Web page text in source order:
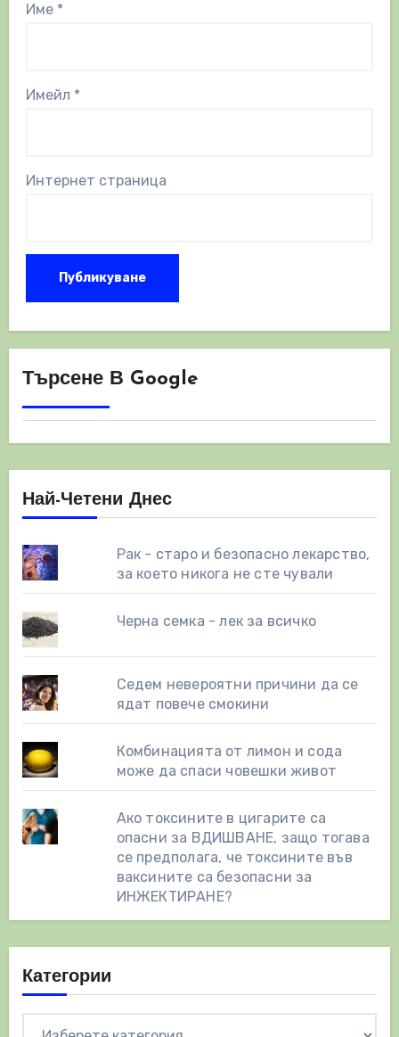
Име *
Имейл *
Интернет страница
Търсене В Google
Най-Четени Днес
Рак - старо и безопасно лекарство,
за което никога не сте чували
Черна семка - лек за всичко
Седем невероятни причини да се
ядат повече смокини
Комбинацията от лимон и сода
може да спаси човешки живот
Ако токсините в цигарите са
опасни за ВДИШВАНЕ, защо тогава
се предполага, че токсините във
ваксините са безопасни за
ИНЖЕКТИРАНЕ?
Категории